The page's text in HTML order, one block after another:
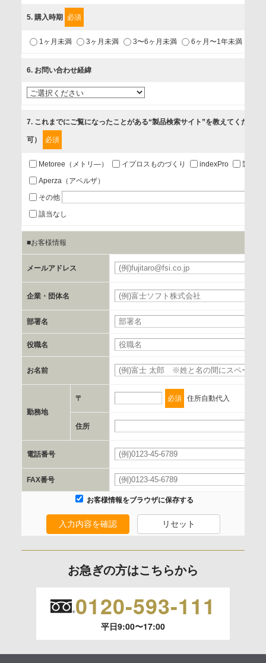
1.当社が取り扱う商品・サービスに関するご案内
2.当社が開催（主催・共催・協賛）するセミナーなど、各種イ
3.お客様の業務内容、及び興味、関心に応じた情報の提供
4.お客様満足度調査等のアンケートの依頼
第三者提供の有無
あり
a.個人情報の提供・利用目的
当該企業/団体のサービス等のご案内及び当該企業/団体からの
お客様のご氏名、フリガナ、企業・団体名、部署名、役職、
郵便番号、住所、電話番号、FAX番号、メールアドレス
c.第三者への提供の手段または手法
書類の送付又は電子的な方法
d.提供先および管理者
当社とイベント/セミナーを共同で開催する企業/団体
e.個人情報取り扱いに関する契約
当社と当該企業/団体とは、個人情報取扱に関する覚書の締結
を行います。
委託の有無
利用目的の通知、開示、内容の訂正、追加または削除、利用
います。）に応じます。
開示等のご請求は、下記お問い合わせ先窓口へご連絡願いま
す。
5. 購入時期 必須
1ヶ月未満 3ヶ月未満 3〜6ヶ月未満 6ヶ月〜1年未満
6. お問い合わせ経緯
7. これまでにご覧になったことがある“製品検索サイト”を教えてください
可） 必須
Metoree（メトリ―） イプロスものづくり indexPro
製品ナ
Aperza（アペルザ）
その他
該当なし
■お客様情報
メールアドレス
企業・団体名
部署名
役職名
お名前
勤務地
〒 必須 住所自動代入
住所
電話番号
FAX番号
お客様情報をブラウザに保存する
入力内容を確認 リセット
お急ぎの方はこちらから
0120-593-111
平日9:00〜17:00